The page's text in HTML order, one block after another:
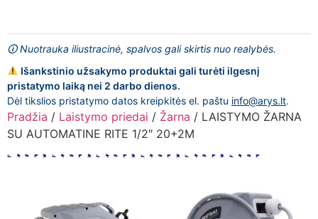
🛈 Nuotrauka iliustracinė, spalvos gali skirtis nuo realybės.
Išankstinio užsakymo produktai gali turėti ilgesnį
pristatymo laiką nei 2 darbo dienos.
Dėl tikslios pristatymo datos kreipkitės el. paštu info@arys.lt.
Pradžia / Laistymo priedai / Žarna / LAISTYMO ŽARNA
SU AUTOMATINE RITE 1/2″ 20+2M